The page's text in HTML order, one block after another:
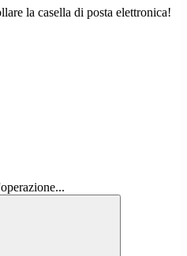
la casella di posta elettronica!